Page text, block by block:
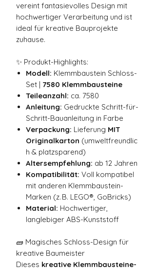
vereint fantasievolles Design mit
hochwertiger Verarbeitung und ist
ideal für kreative Bauprojekte
zuhause.
✨ Produkt-Highlights:
Modell: Klemmbaustein Schloss-
Set | 7580 Klemmbausteine
Teileanzahl: ca. 7580
Anleitung: Gedruckte Schritt-für-
Schritt-Bauanleitung in Farbe
Verpackung: Lieferung MIT
Originalkarton (umweltfreundlic
h & platzsparend)
Altersempfehlung: ab 12 Jahren
Kompatibilität: Voll kompatibel
mit anderen Klemmbaustein-
Marken (z. B. LEGO®, GoBricks)
Material: Hochwertiger,
langlebiger ABS-Kunststoff
🧱 Magisches Schloss-Design für
kreative Baumeister
Dieses kreative Klemmbausteine-